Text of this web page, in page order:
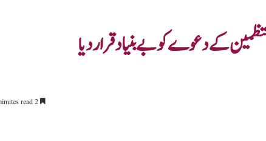
کے دعوے کو بے بنیاد قرار دیا